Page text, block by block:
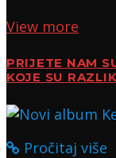
View more
PRIJETE NAM
KOJE SU
Pročitaj više